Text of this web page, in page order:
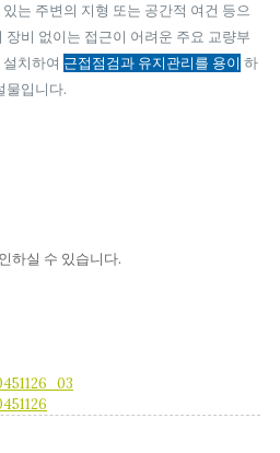
는 주변의 지형 또는 공간적 여건 등으
장비 없이는 접근이 어려운 주요 교량부
치하여 근접점검과 유지관리를 용이 하
물입니다.
하실 수 있습니다.